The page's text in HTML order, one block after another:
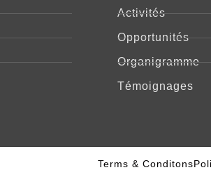
Activités
Opportunités
Organigramme
Témoignages
Terms & Conditons